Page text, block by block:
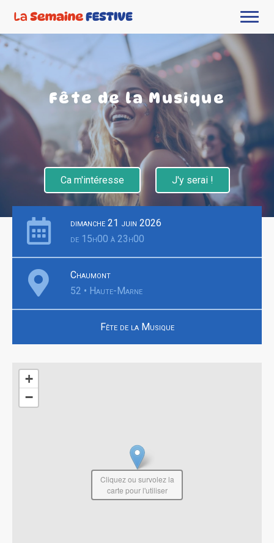
Fête de la Musique
Ca m'intéresse J'y serai !
dimanche 21 juin 2026
de 15h00 à 23h00
Chaumont
52 • Haute-Marne
Fête de la Musique
+
−
Cliquez ou survolez la
carte pour l'utiliser